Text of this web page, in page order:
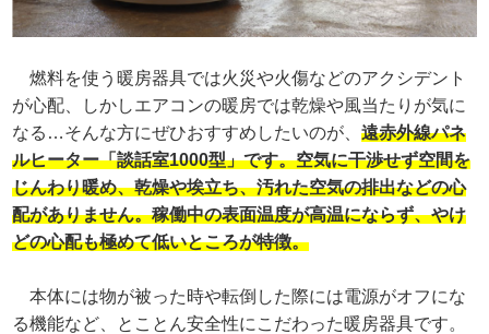
燃料を使う暖房器具では火災や火傷などのアクシデント
が心配、しかしエアコンの暖房では乾燥や風当たりが気に
なる…そんな方にぜひおすすめしたいのが、遠赤外線パネ
ルヒーター「談話室1000型」です。空気に干渉せず空間を
じんわり暖め、乾燥や埃立ち、汚れた空気の排出などの心
配がありません。稼働中の表面温度が高温にならず、やけ
どの心配も極めて低いところが特徴。
本体には物が被った時や転倒した際には電源がオフにな
る機能など、とことん安全性にこだわった暖房器具です。